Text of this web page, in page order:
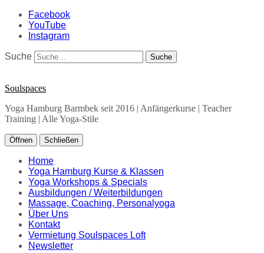
Facebook
YouTube
Instagram
Suche
Soulspaces
Yoga Hamburg Barmbek seit 2016 | Anfängerkurse | Teacher
Training | Alle Yoga-Stile
Öffnen Schließen
Home
Yoga Hamburg Kurse & Klassen
Yoga Workshops & Specials
Ausbildungen / Weiterbildungen
Massage, Coaching, Personalyoga
Über Uns
Kontakt
Vermietung Soulspaces Loft
Newsletter